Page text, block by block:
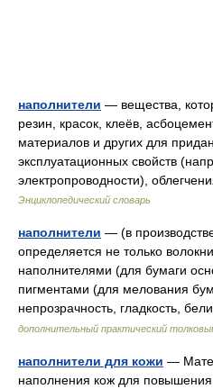
наполнители — вещества,
резин, красок, клеёв,
материалов и других для
эксплуатационных свойств
электропроводности),
Энциклопедический словарь
наполнители — (в
определяется не только
наполнителями (для бумаги
пигментами (для мелования
непрозрачность, гладкость,
дополнительный практический
наполнители для кожи —
наполнения кож для